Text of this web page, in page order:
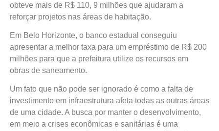
obteve mais de R$ 110, 9 milhões que ajudaram a
reforçar projetos nas áreas de habitação.
Em Belo Horizonte, o banco estadual conseguiu
apresentar a melhor taxa para um empréstimo de R$ 200
milhões para que a prefeitura utilize os recursos em
obras de saneamento.
Um fato que não pode ser ignorado é como a falta de
investimento em infraestrutura afeta todas as outras áreas
de uma cidade. A busca por manter o desenvolvimento,
em meio a crises econômicas e sanitárias é uma